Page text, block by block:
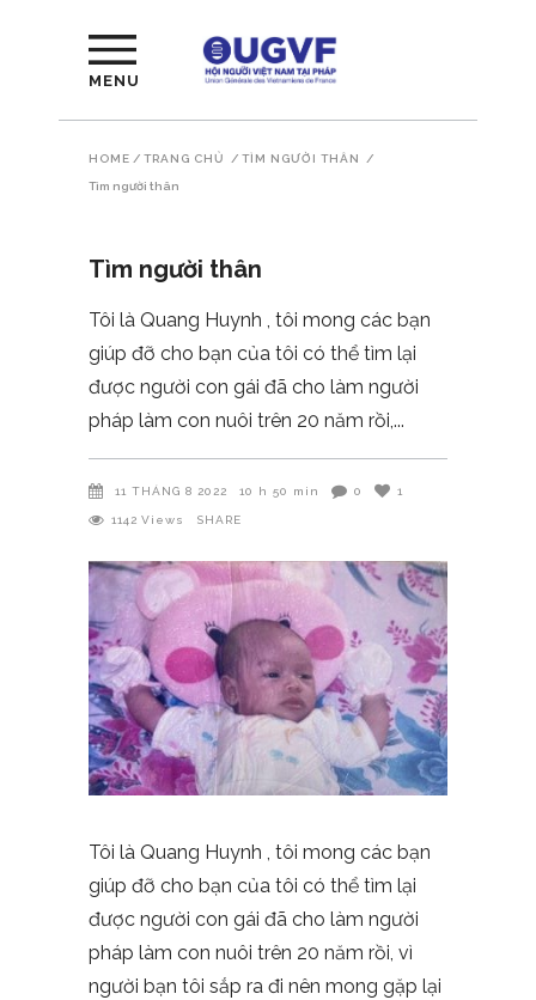
MENU
HOME / TRANG CHỦ / TÌM NGƯỜI THÂN /
Tìm người thân
Tìm người thân
Tôi là Quang Huynh , tôi mong các bạn
giúp đỡ cho bạn của tôi có thể tìm lại
được người con gái đã cho làm người
pháp làm con nuôi trên 20 năm rồi,
11 THÁNG 8 2022 10 h 50 min 0 1
1142 Views SHARE
Tôi là Quang Huynh , tôi mong các bạn
giúp đỡ cho bạn của tôi có thể tìm lại
được người con gái đã cho làm người
pháp làm con nuôi trên 20 năm rồi, vì
người bạn tôi sắp ra đi nên mong gặp lại